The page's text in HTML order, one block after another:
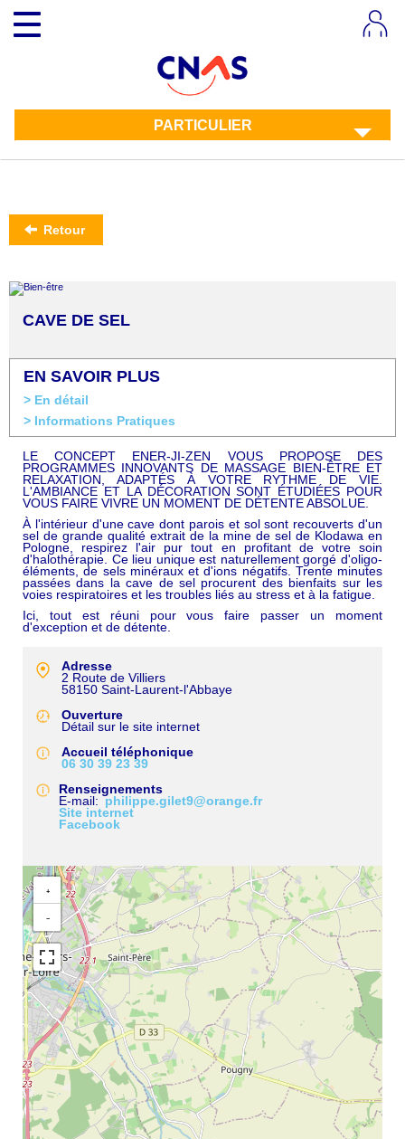
contenu
principal
Toggle
navigation
PARTICULIER
Retour
CAVE DE SEL
EN SAVOIR PLUS
> En détail
> Informations Pratiques
LE CONCEPT ENER-JI-ZEN VOUS PROPOSE DES
PROGRAMMES INNOVANTS DE MASSAGE BIEN-ÊTRE ET
RELAXATION, ADAPTÉS À VOTRE RYTHME DE VIE.
L'AMBIANCE ET LA DÉCORATION SONT ÉTUDIÉES POUR
VOUS FAIRE VIVRE UN MOMENT DE DÉTENTE ABSOLUE.
À l'intérieur d'une cave dont parois et sol sont recouverts d'un
sel de grande qualité extrait de la mine de sel de Klodawa en
Pologne, respirez l'air pur tout en profitant de votre soin
d'halothérapie. Ce lieu unique est naturellement gorgé d'oligo-
éléments, de sels minéraux et d'ions négatifs. Trente minutes
passées dans la cave de sel procurent des bienfaits sur les
voies respiratoires et les troubles liés au stress et à la fatigue.
Ici, tout est réuni pour vous faire passer un moment
d'exception et de détente.
Adresse
2 Route de Villiers
58150 Saint-Laurent-l'Abbaye
Ouverture
Détail sur le site internet
Accueil téléphonique
06 30 39 23 39
Renseignements
E-mail
philippe.gilet9@orange.fr
Site internet
Facebook
+
−